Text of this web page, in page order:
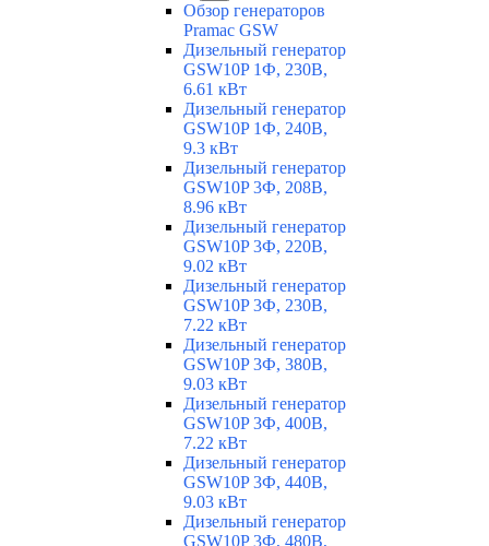
Обзор генераторов
Pramac GSW
Дизельный генератор
GSW10P 1Ф, 230В,
6.61 кВт
Дизельный генератор
GSW10P 1Ф, 240В,
9.3 кВт
Дизельный генератор
GSW10P 3Ф, 208В,
8.96 кВт
Дизельный генератор
GSW10P 3Ф, 220В,
9.02 кВт
Дизельный генератор
GSW10P 3Ф, 230В,
7.22 кВт
Дизельный генератор
GSW10P 3Ф, 380В,
9.03 кВт
Дизельный генератор
GSW10P 3Ф, 400В,
7.22 кВт
Дизельный генератор
GSW10P 3Ф, 440В,
9.03 кВт
Дизельный генератор
GSW10P 3Ф, 480В,